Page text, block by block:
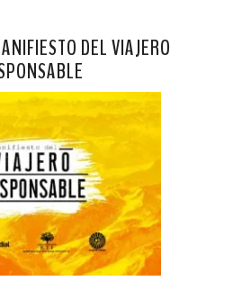
DEL VIAJERO